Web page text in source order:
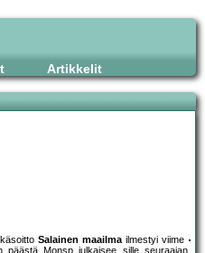
Artikkelit
Salainen maailmailmestyi viime
Monsp julkaisee sille seuraajan,